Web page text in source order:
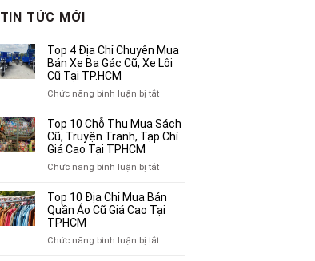
là:
3,750,000₫.
2,500,000₫.
TIN TỨC MỚI
Top 4 Địa Chỉ Chuyên Mua
Bán Xe Ba Gác Cũ, Xe Lôi
Cũ Tại TP.HCM
Chức năng bình luận bị tắtở
4
Địa
Xe
Ba
Cũ,
Top 10 Chỗ Thu Mua Sách
Cũ, Truyện Tranh, Tạp Chí
Giá Cao Tại TPHCM
Chức năng bình luận bị tắtở
10
Chỗ
Top 10 Địa Chỉ Mua Bán
Quần Áo Cũ Giá Cao Tại
TPHCM
Chức năng bình luận bị tắtở